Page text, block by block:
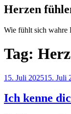
Herzen
Wie fühlt sich wahre
Tag:
Posted
15. Juli 202515. Juli
Ich kenne